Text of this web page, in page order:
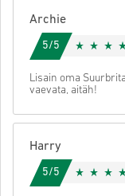
Archie
5/5
Lisain oma
vaevata, aitäh!
Harry
5/5